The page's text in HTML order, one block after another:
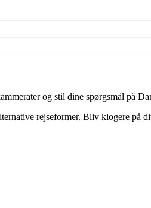
og stil dine spørgsmål på
rejseformer. Bliv klogere på